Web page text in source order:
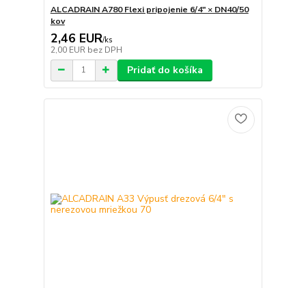
ALCADRAIN A780 Flexi pripojenie 6/4" × DN40/50
kov
2,46 EUR/ks
2,00 EUR bez DPH
Pridať do košíka